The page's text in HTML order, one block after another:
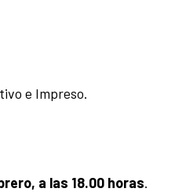
e Impreso.
a las 18.00 horas.